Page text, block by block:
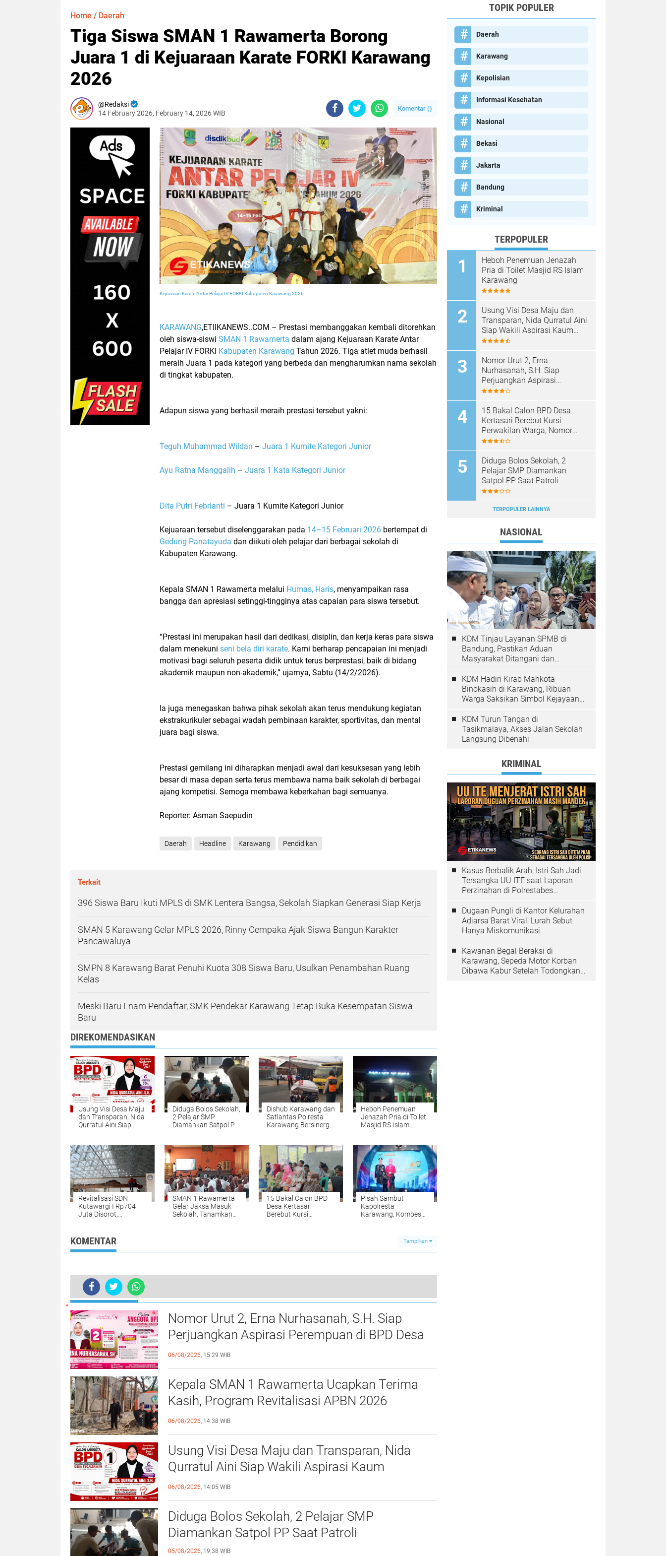
Home / Daerah
Tiga Siswa SMAN 1 Rawamerta Borong
Juara 1 di Kejuaraan Karate FORKI Karawang
2026
Redaksi
14 February 2026, February 14, 2026 WIB
Komentar ()
Kejuaraan Karate Antar Pelajar IV FORKI Kabupaten Karawang 2026
KARAWANG,ETIIKANEWS..COM – Prestasi membanggakan kembali ditorehkan
oleh siswa-siswi SMAN 1 Rawamerta dalam ajang Kejuaraan Karate Antar
Pelajar IV FORKI Kabupaten Karawang Tahun 2026. Tiga atlet muda berhasil
meraih Juara 1 pada kategori yang berbeda dan mengharumkan nama sekolah
di tingkat kabupaten.
Adapun siswa yang berhasil meraih prestasi tersebut yakni:
Teguh Muhammad Wildan – Juara 1 Kumite Kategori Junior
Ayu Ratna Manggalih – Juara 1 Kata Kategori Junior
Dita Putri Febrianti – Juara 1 Kumite Kategori Junior
Kejuaraan tersebut diselenggarakan pada 14–15 Februari 2026 bertempat di
Gedung Panatayuda dan diikuti oleh pelajar dari berbagai sekolah di
Kabupaten Karawang.
Kepala SMAN 1 Rawamerta melalui Humas, Haris, menyampaikan rasa
bangga dan apresiasi setinggi-tingginya atas capaian para siswa tersebut.
“Prestasi ini merupakan hasil dari dedikasi, disiplin, dan kerja keras para siswa
dalam menekuni seni bela diri karate. Kami berharap pencapaian ini menjadi
motivasi bagi seluruh peserta didik untuk terus berprestasi, baik di bidang
akademik maupun non-akademik,” ujarnya, Sabtu (14/2/2026).
Ia juga menegaskan bahwa pihak sekolah akan terus mendukung kegiatan
ekstrakurikuler sebagai wadah pembinaan karakter, sportivitas, dan mental
juara bagi siswa.
Prestasi gemilang ini diharapkan menjadi awal dari kesuksesan yang lebih
besar di masa depan serta terus membawa nama baik sekolah di berbagai
ajang kompetisi. Semoga membawa keberkahan bagi semuanya.
Reporter: Asman Saepudin
Daerah Headline Karawang Pendidikan
Terkait
396 Siswa Baru Ikuti MPLS di SMK Lentera Bangsa, Sekolah Siapkan Generasi Siap Kerja
SMAN 5 Karawang Gelar MPLS 2026, Rinny Cempaka Ajak Siswa Bangun Karakter
Pancawaluya
SMPN 8 Karawang Barat Penuhi Kuota 308 Siswa Baru, Usulkan Penambahan Ruang
Kelas
Meski Baru Enam Pendaftar, SMK Pendekar Karawang Tetap Buka Kesempatan Siswa
Baru
DIREKOMENDASIKAN
Usung Visi Desa Maju
dan Transparan, Nida
Qurratul Aini Siap
Desa Tegalsawah
Diduga Bolos Sekolah,
2 Pelajar SMP
Diamankan Satpol PP
Dishub Karawang dan
Satlantas Polresta
Karawang Bersinergi
Palumbonsari
Heboh Penemuan
Jenazah Pria di Toilet
Masjid RS Islam
Revitalisasi SDN
Kutawargi I Rp704
Juta Disorot,
Lokasi Proyek Dinilai
Minim
SMAN 1 Rawamerta
Gelar Jaksa Masuk
Sekolah, Tanamkan
15 Bakal Calon BPD
Desa Kertasari
Berebut Kursi
Pisah Sambut
Kapolresta
Karawang, Kombes
Perkuat Sinergitas
KOMENTAR Tampilkan
Tiga Siswa SMAN 1 Rawamerta Borong Juara 1 di Kejuaraan Karate FORKI Karawang 2026
BERITA LAINNYA
Nomor Urut 2, Erna Nurhasanah, S.H. Siap
Perjuangkan Aspirasi Perempuan di BPD Desa
Tegalsawah
06/08/2026, 15:29 WIB
Kepala SMAN 1 Rawamerta Ucapkan Terima
Kasih, Program Revitalisasi APBN 2026
Hadirkan 4 Ruang Kelas Baru
06/08/2026, 14:38 WIB
Usung Visi Desa Maju dan Transparan, Nida
Qurratul Aini Siap Wakili Aspirasi Kaum
Perempuan di BPD Desa Tegalsawah
06/08/2026, 14:05 WIB
Diduga Bolos Sekolah, 2 Pelajar SMP
Diamankan Satpol PP Saat Patroli
05/08/2026, 19:38 WIB
TOPIK POPULER
Daerah
Karawang
Kepolisian
Informasi Kesehatan
Nasional
Bekasi
Jakarta
Bandung
Kriminal
TERPOPULER
Heboh Penemuan Jenazah
Pria di Toilet Masjid RS Islam
Karawang
Usung Visi Desa Maju dan
Transparan, Nida Qurratul Aini
Siap Wakili Aspirasi Kaum
Perempuan di BPD Desa
Nomor Urut 2, Erna
Nurhasanah, S.H. Siap
Perjuangkan Aspirasi
Perempuan di BPD Desa
15 Bakal Calon BPD Desa
Kertasari Berebut Kursi
Perwakilan Warga, Nomor
Urut Resmi Diundi
Diduga Bolos Sekolah, 2
Pelajar SMP Diamankan
Satpol PP Saat Patroli
TERPOPULER LAINNYA
NASIONAL
KDM Tinjau Layanan SPMB di
Bandung, Pastikan Aduan
Masyarakat Ditangani dan
KDM Hadiri Kirab Mahkota
Binokasih di Karawang, Ribuan
Warga Saksikan Simbol Kejayaan
KDM Turun Tangan di
Tasikmalaya, Akses Jalan Sekolah
Langsung Dibenahi
KRIMINAL
Kasus Berbalik Arah, Istri Sah Jadi
Tersangka UU ITE saat Laporan
Perzinahan di Polrestabes
Dugaan Pungli di Kantor Kelurahan
Adiarsa Barat Viral, Lurah Sebut
Hanya Miskomunikasi
Kawanan Begal Beraksi di
Karawang, Sepeda Motor Korban
Dibawa Kabur Setelah Todongkan